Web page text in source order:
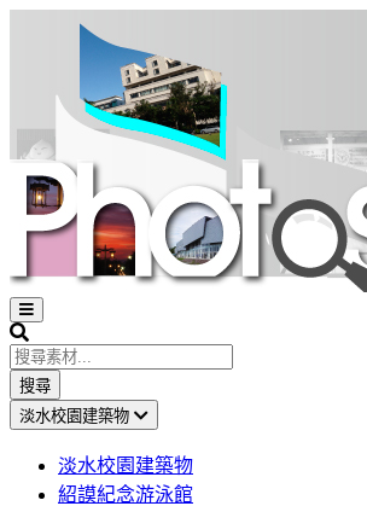
Open
sidebar
Search
搜尋
淡水校園建築物
淡水校園建築物
紹謨紀念游泳館